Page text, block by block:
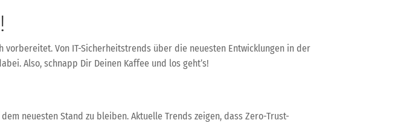
Von IT-Sicherheitstrends über die neuesten Entwicklungen in der
Also, schnapp Dir Deinen Kaffee und los geht’s!
neuesten Stand zu bleiben. Aktuelle Trends zeigen, dass Zero-Trust-